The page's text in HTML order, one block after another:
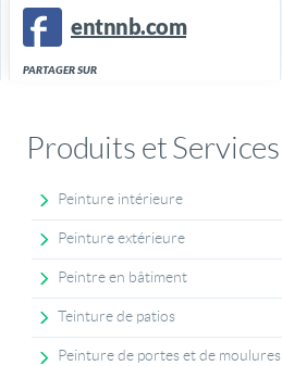
entnnb.com
PARTAGER SUR
Produits et Services
Peinture intérieure
Peinture extérieure
Peintre en bâtiment
Teinture de patios
Peinture de portes et de moulures